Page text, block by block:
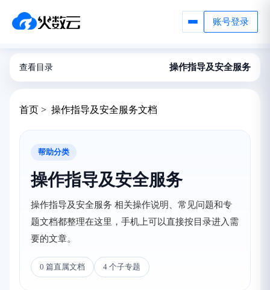
账号登录
查看目录 操作指导及安全服务
首页 > 操作指导及安全服务文档
帮助分类
操作指导及安全服务
操作指导及安全服务 相关操作说明、常见问题和专
题文档都整理在这里，手机上可以直接按目录进入需
要的文章。
0 篇直属文档 4 个子专题